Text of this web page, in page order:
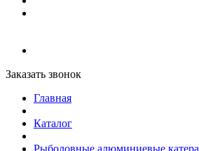
Заказать звонок
Главная
Каталог
Рыболовные алюминиевые катера